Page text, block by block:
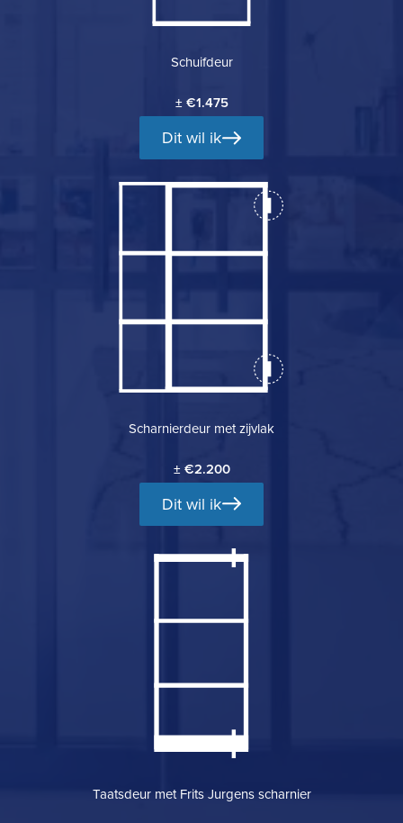
Schuifdeur
± €1.475
Dit wil ik
Scharnierdeur met zijvlak
± €2.200
Dit wil ik
Taatsdeur met Frits Jurgens scharnier